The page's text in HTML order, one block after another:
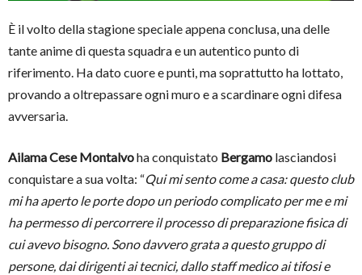
È il volto della stagione speciale appena conclusa, una delle
tante anime di questa squadra e un autentico punto di
riferimento. Ha dato cuore e punti, ma soprattutto ha lottato,
provando a oltrepassare ogni muro e a scardinare ogni difesa
avversaria.
Ailama Cese Montalvoha conquistato Bergamo lasciandosi
conquistare a sua volta: “Qui mi sento come a casa: questo club
mi ha aperto le porte dopo un periodo complicato per me e mi
ha permesso di percorrere il processo di preparazione fisica di
cui avevo bisogno. Sono davvero grata a questo gruppo di
persone, dai dirigenti ai tecnici, dallo staff medico ai tifosi e